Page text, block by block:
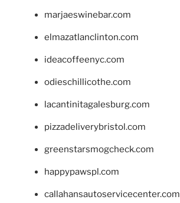
marjaeswinebar.com
elmazatlanclinton.com
ideacoffeenyc.com
odieschillicothe.com
lacantinitagalesburg.com
pizzadeliverybristol.com
greenstarsmogcheck.com
happypawspl.com
callahansautoservicecenter.com